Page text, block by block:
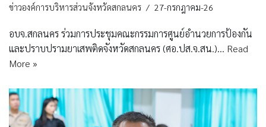
ข่าวองค์การบริหารส่วนจังหวัดสกลนคร 27-กรกฎาคม-26
อบจ.สกลนคร ร่วมการประชุมคณะกรรมการศูนย์อำนวยการป้องกัน
และปราบปรามยาเสพติดจังหวัดสกลนคร (ศอ.ปส.จ.สน.)… Read
More »